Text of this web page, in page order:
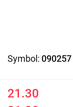
Symbol: 090257
21.30